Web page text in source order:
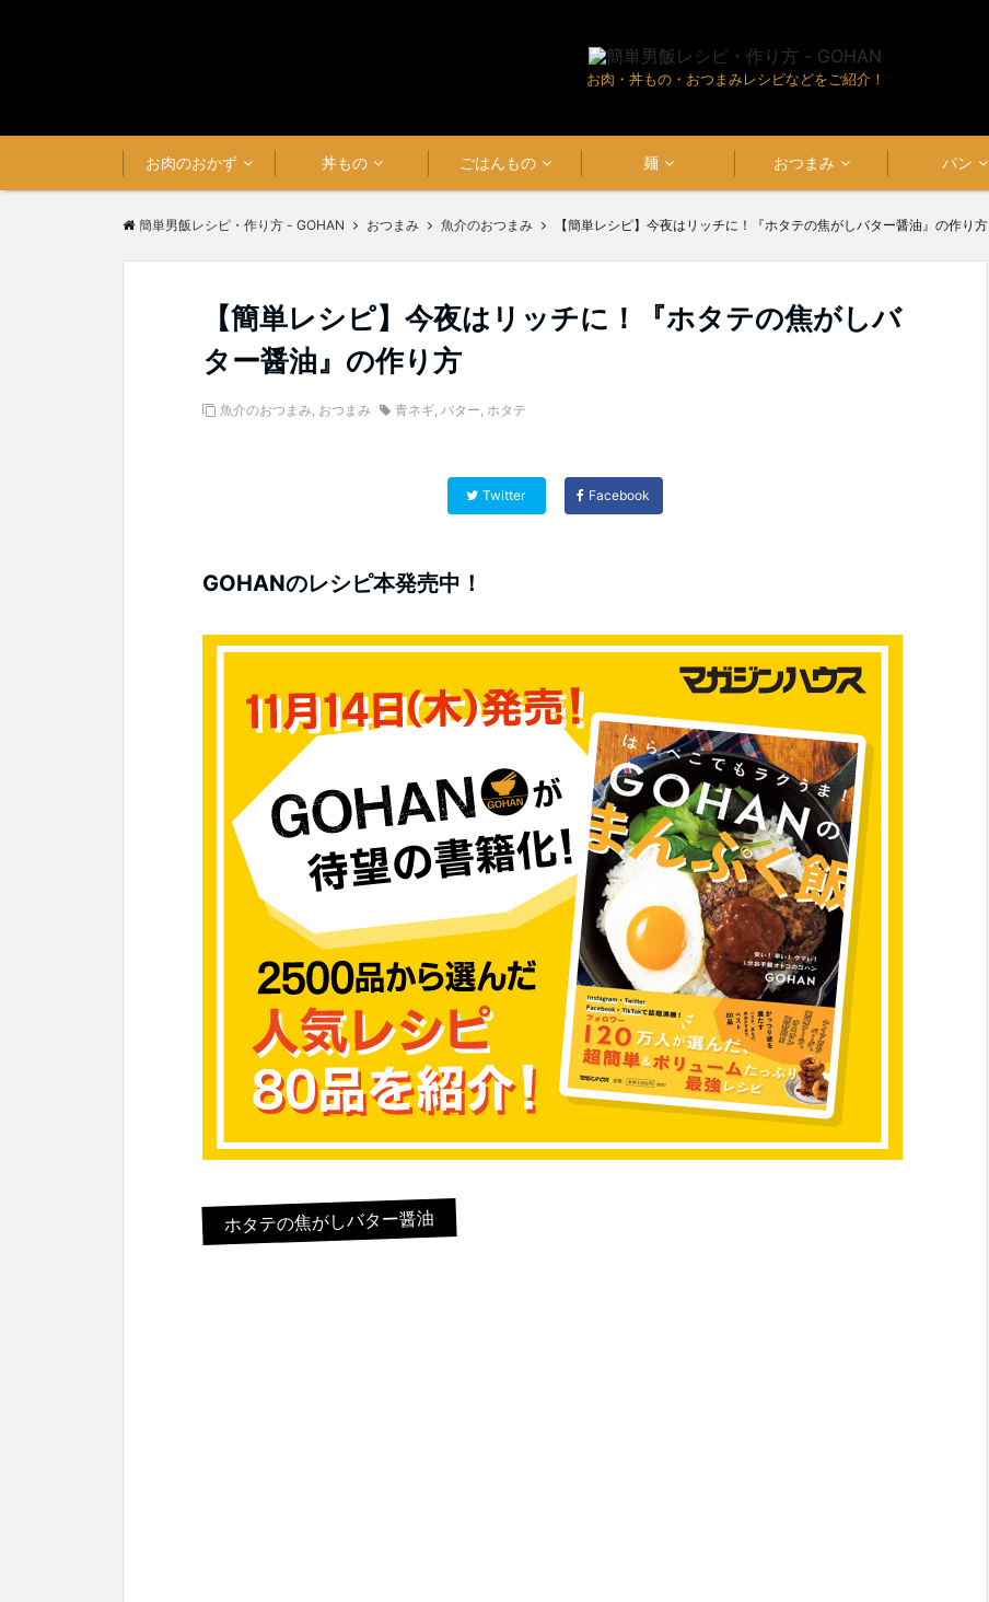
お肉・丼もの・おつまみレシピなどをご紹介！
お肉のおかず 丼もの ごはんもの 麺 おつまみ パン
簡単男飯レシピ・作り方 - GOHAN おつまみ 魚介のおつまみ 【簡単レシピ】今夜はリッチに！『ホタテの焦がしバター醤油』の作り方
【簡単レシピ】今夜はリッチに！『ホタテの焦がしバ
ター醤油』の作り方
魚介のおつまみ, おつまみ 青ネギ, バター, ホタテ
Twitter Facebook
GOHANのレシピ本発売中！
ホタテの焦がしバター醤油